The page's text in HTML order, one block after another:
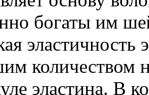
богаты им
эластичность
количеством
эластина. В